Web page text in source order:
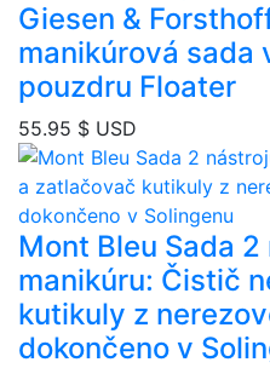
Giesen &
manikúrová sada
pouzdru Floater
55.95 $ USD
Mont Bleu Sada
manikúru: Čistič
kutikuly z
dokončeno v